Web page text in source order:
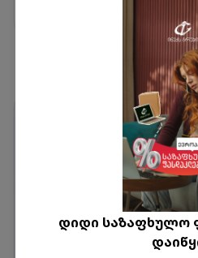
შეიყვანეთ ამანათის
დიდი საზაფხულო